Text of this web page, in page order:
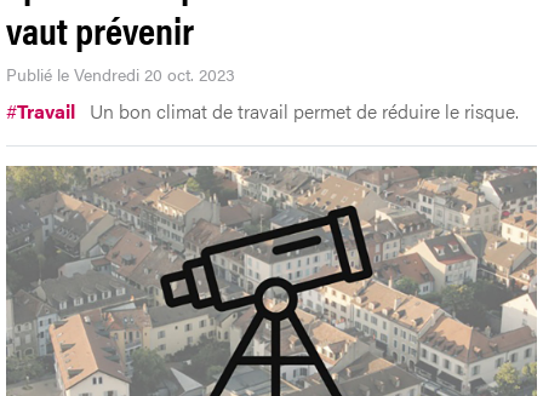
vaut prévenir
Publié le Vendredi 20 oct. 2023
#Travail Un bon climat de travail permet de réduire le risque.